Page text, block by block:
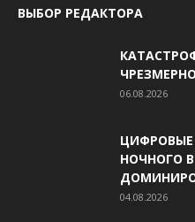
ВЫБОР РЕДАКТОРА
06.08.2026
НОЧНОГО
04.08.2026